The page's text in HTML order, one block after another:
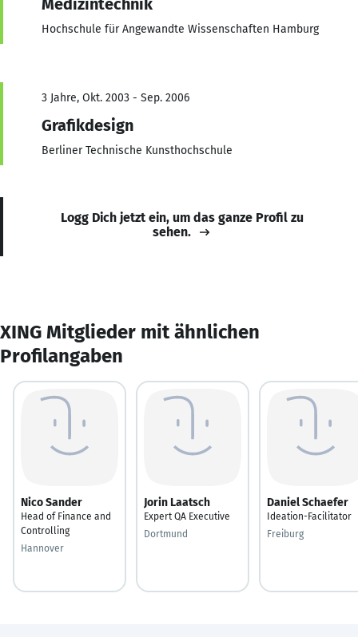
Hochschule für Angewandte Wissenschaften Hamburg
3 Jahre, Okt. 2003 - Sep. 2006
Grafikdesign
Berliner Technische Kunsthochschule
Logg Dich jetzt ein, um das ganze Profil zu
sehen.
XING Mitglieder mit ähnlichen
Profilangaben
Nico Sander
Head of Finance and
Controlling
Hannover
Jorin Laatsch
Expert QA Executive
Dortmund
Daniel Schaefer
Ideation-Facilitator
Freiburg